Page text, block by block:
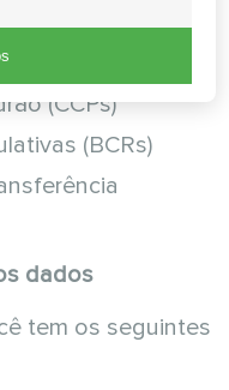
Comissão
(CCPs)
(BCRs)
dados
tem os seguintes